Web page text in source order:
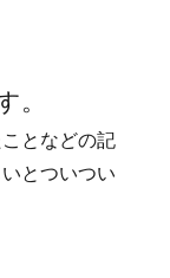
となどの記
とついつい